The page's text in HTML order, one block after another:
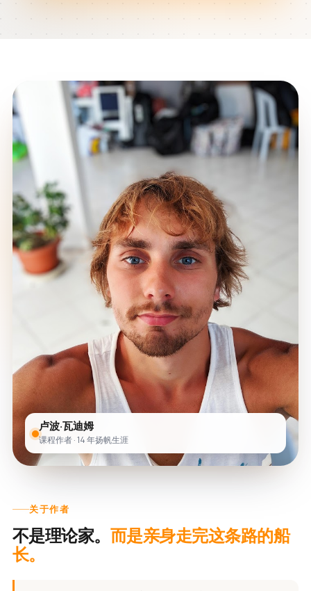
卢波·瓦迪姆
课程作者 · 14 年扬帆生涯
关于作者
不是理论家。 而是亲身走完这条路的船
长。